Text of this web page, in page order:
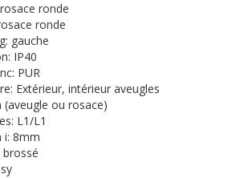
rosace ronde
ronde
gauche
IP40
PUR
Extérieur, intérieur aveugles
(aveugle ou rosace)
L1/L1
i: 8mm